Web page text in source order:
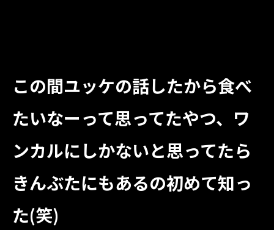
この間ユッケの話したから食べ
たいなーって思ってたやつ、ワ
ンカルにしかないと思ってたら
きんぶたにもあるの初めて知っ
た(笑)